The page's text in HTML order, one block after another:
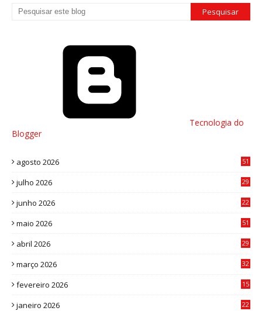
Tecnologia do
Blogger
agosto 2026 51
julho 2026
29
junho 2026
22
maio 2026
51
abril 2026
29
março 2026
32
fevereiro 2026
15
janeiro 2026
22